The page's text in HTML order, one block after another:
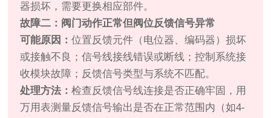
器损坏，需要更换相应部件。
故障二：阀门动作正常但阀位反馈信号异常
可能原因：位置反馈元件（电位器、编码器）损坏
或接触不良；信号线接线错误或断线；控制系统接
收模块故障；反馈信号类型与系统不匹配。
处理方法：检查反馈信号线连接是否正确牢固，用
万用表测量反馈信号输出是否在正常范围内（如4-